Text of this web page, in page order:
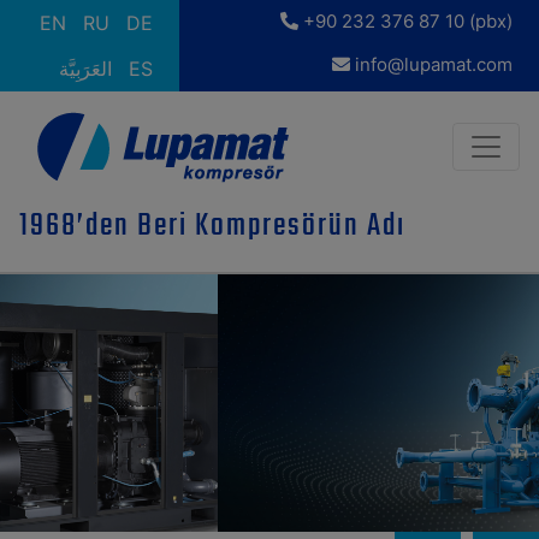
EN RU
DE
العَرَبِيَّة
ES
+90 232 376 87 10 (pbx)
info@lupamat.com
1968’den Beri Kompresörün Adı